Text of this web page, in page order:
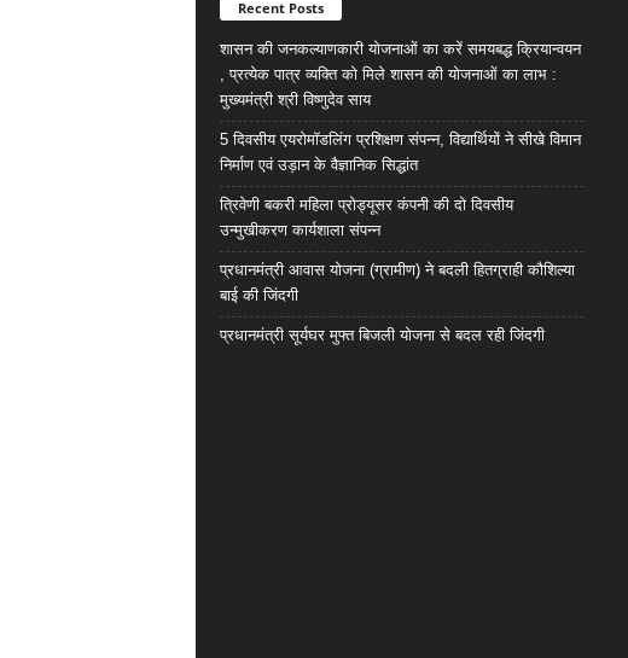
Recent Posts
शासन की जनकल्याणकारी योजनाओं का करें समयबद्ध क्रियान्वयन
, प्रत्येक पात्र व्यक्ति को मिले शासन की योजनाओं का लाभ :
मुख्यमंत्री श्री विष्णुदेव साय
5 दिवसीय एयरोमॉडलिंग प्रशिक्षण संपन्न, विद्यार्थियों ने सीखे विमान
निर्माण एवं उड़ान के वैज्ञानिक सिद्धांत
त्रिवेणी बकरी महिला प्रोड्यूसर कंपनी की दो दिवसीय
उन्मुखीकरण कार्यशाला संपन्न
प्रधानमंत्री आवास योजना (ग्रामीण) ने बदली हितग्राही कौशिल्या
बाई की जिंदगी
प्रधानमंत्री सूर्यघर मुफ्त बिजली योजना से बदल रही जिंदगी